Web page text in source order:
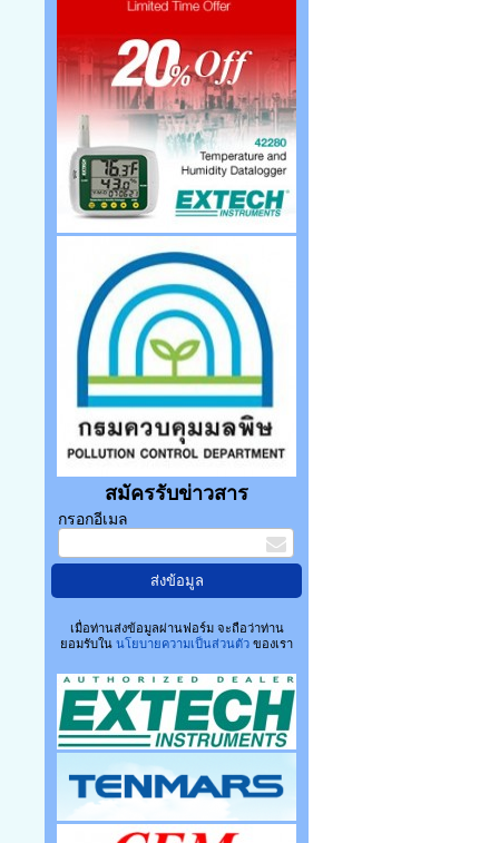
สมัครรับข่าวสาร
กรอกอีเมล
เมื่อท่านส่งข้อมูลผ่านฟอร์ม จะถือว่าท่าน
ยอมรับใน นโยบายความเป็นส่วนตัวของเรา